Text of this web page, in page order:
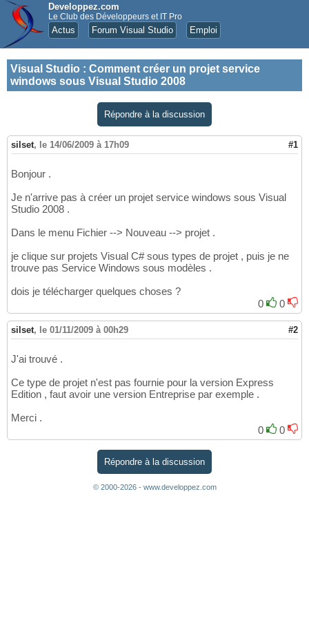
Developpez.com
Le Club des Développeurs et IT Pro
Actus Forum Visual Studio Emploi
Visual Studio : Comment créer un projet service
windows sous Visual Studio 2008
Répondre à la discussion
silset, le 14/06/2009 à 17h09 #1
Bonjour .
Je n'arrive pas à créer un projet service windows sous Visual
Studio 2008 .
Dans le menu Fichier --> Nouveau --> projet .
je clique sur projets Visual C# sous types de projet , puis je ne
trouve pas Service Windows sous modèles .
dois je télécharger quelques choses ?
0
0
silset, le 01/11/2009 à 00h29 #2
J'ai trouvé .
Ce type de projet n'est pas fournie pour la version Express
Edition , faut avoir une version Entreprise par exemple .
Merci .
0
0
Répondre à la discussion
© 2000-2026 - www.developpez.com